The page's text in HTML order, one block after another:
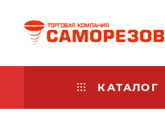
КАТАЛОГ